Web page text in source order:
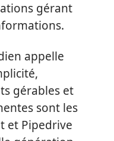
gérant
appelle
gérables et
sont les
et Pipedrive